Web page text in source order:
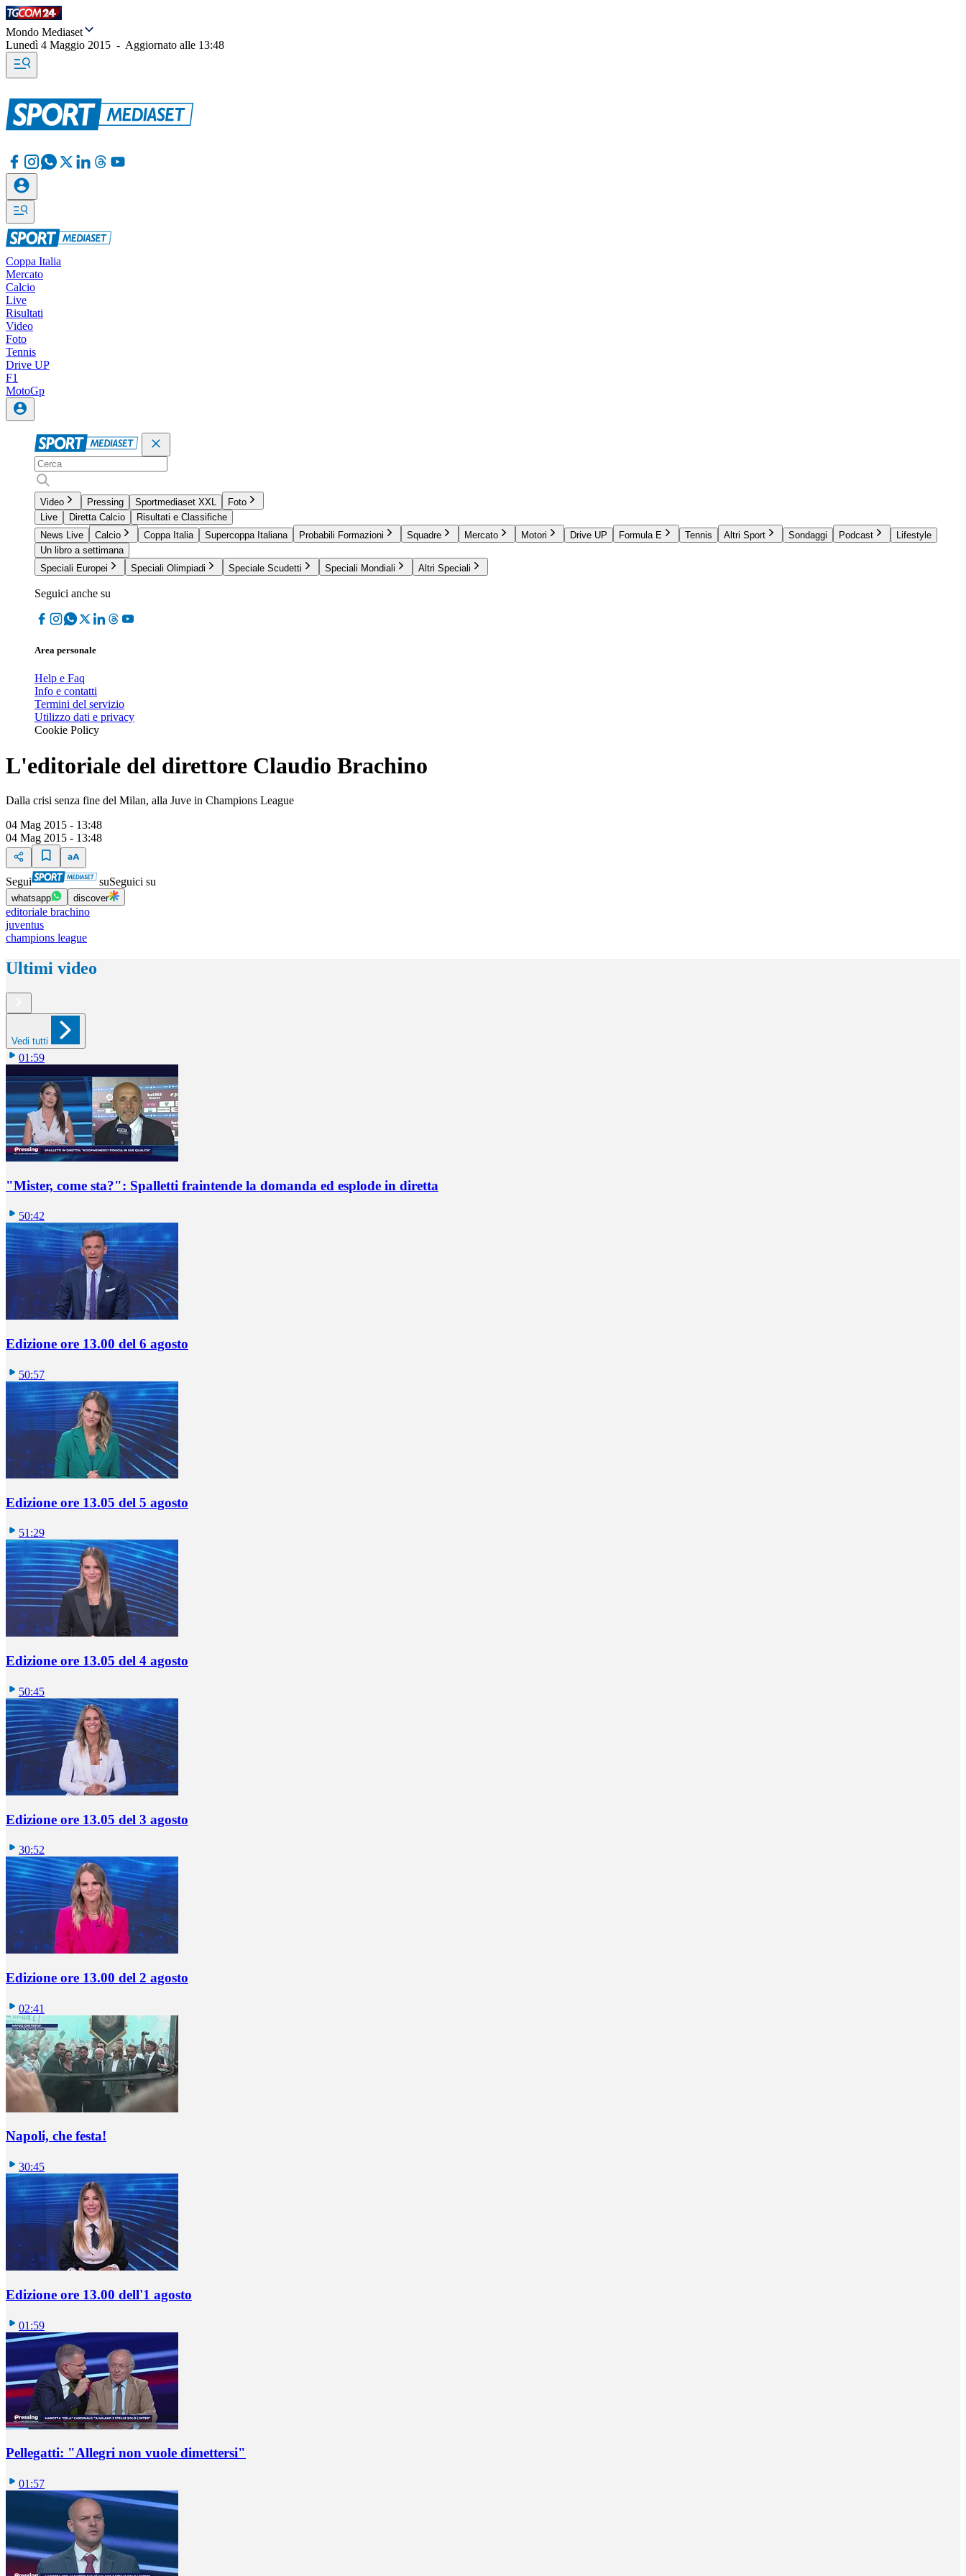
Mondo Mediaset
Lunedì 4 Maggio 2015 - Aggiornato alle 13:48
Coppa Italia
Mercato
Calcio
Live
Risultati
Video
Foto
Tennis
Drive UP
F1
MotoGp
Video Pressing Sportmediaset XXL
Foto
Live
Diretta Calcio
Risultati e Classifiche
News Live
Calcio Coppa Italia Supercoppa Italiana Probabili Formazioni Squadre Mercato Motori Drive UP Formula E Tennis Altri Sport Sondaggi Podcast
Lifestyle
Un libro a settimana
Speciali Europei
Speciali Olimpiadi Speciale Scudetti Speciali Mondiali Altri Speciali
Seguici anche su
Area personale
Help e Faq
Info e contatti
Termini del servizio
Utilizzo dati e privacy
Cookie Policy
L'editoriale del direttore Claudio Brachino
Dalla crisi senza fine del Milan, alla Juve in Champions League
04 Mag 2015 - 13:48
04 Mag 2015 - 13:48
Segui suSeguici su
whatsapp discover
editoriale brachino
juventus
champions league
Ultimi video
Vedi tutti
01:59
"Mister, come sta?": Spalletti fraintende la domanda ed esplode in diretta
50:42
Edizione ore 13.00 del 6 agosto
50:57
Edizione ore 13.05 del 5 agosto
51:29
Edizione ore 13.05 del 4 agosto
50:45
Edizione ore 13.05 del 3 agosto
30:52
Edizione ore 13.00 del 2 agosto
02:41
Napoli, che festa!
30:45
Edizione ore 13.00 dell'1 agosto
01:59
Pellegatti: "Allegri non vuole dimettersi"
01:57